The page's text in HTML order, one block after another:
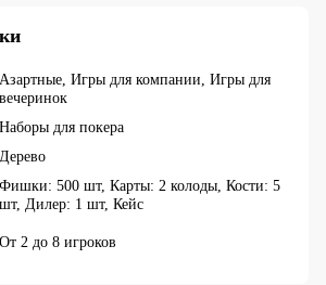
Азартные, Игры для компании, Игры для
вечеринок
Наборы для покера
Дерево
Фишки: 500 шт, Карты: 2 колоды, Кости: 5
шт, Дилер: 1 шт, Кейс
От 2 до 8 игроков